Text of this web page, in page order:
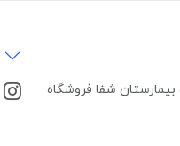
شفا فروشگاه